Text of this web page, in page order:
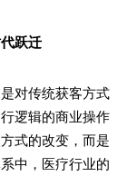
跃迁
对传统获客方式
逻辑的商业操作
式的改变，而是
中，医疗行业的